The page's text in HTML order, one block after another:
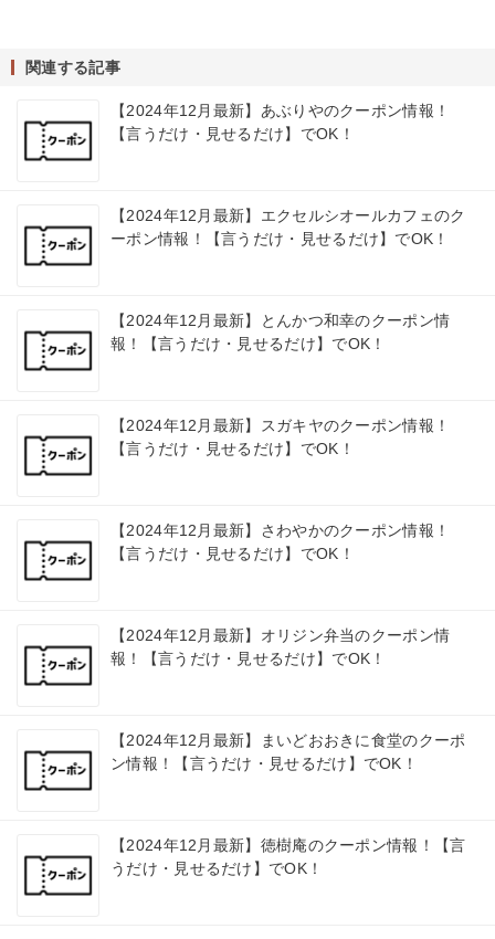
関連する記事
【2024年12月最新】あぶりやのクーポン情報！
【言うだけ・見せるだけ】でOK！
【2024年12月最新】エクセルシオールカフェのク
ーポン情報！【言うだけ・見せるだけ】でOK！
【2024年12月最新】とんかつ和幸のクーポン情
報！【言うだけ・見せるだけ】でOK！
【2024年12月最新】スガキヤのクーポン情報！
【言うだけ・見せるだけ】でOK！
【2024年12月最新】さわやかのクーポン情報！
【言うだけ・見せるだけ】でOK！
【2024年12月最新】オリジン弁当のクーポン情
報！【言うだけ・見せるだけ】でOK！
【2024年12月最新】まいどおおきに食堂のクーポ
ン情報！【言うだけ・見せるだけ】でOK！
【2024年12月最新】徳樹庵のクーポン情報！【言
うだけ・見せるだけ】でOK！